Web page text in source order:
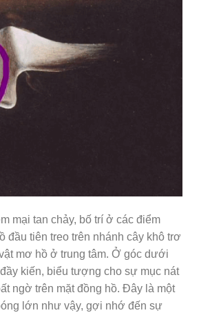
mại tan chảy, bố trí ở các điểm
đầu tiên treo trên nhánh cây khô trơ
mơ hồ ở trung tâm. Ở góc dưới
kiến, biểu tượng cho sự mục nát
ngờ trên mặt đồng hồ. Đây là một
lớn như vậy, gợi nhớ đến sự